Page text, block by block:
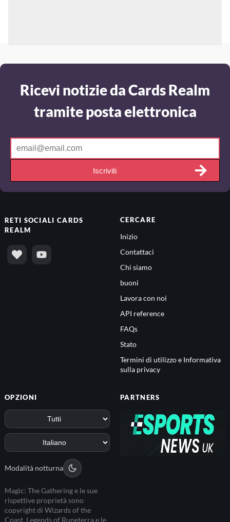
Ricevi notizie da Cards Realm
tramite posta elettronica
Iscriviti
RETI SOCIALICARDS
REALM
CERCARE
Inizio
Contattaci
Chi siamo
buoni
Lavora con noi
API reference
FAQs
Stato
Termini di utilizzo e Informativa
sulla privacy
OPZIONI
Modalità notturna
Magic: The Gathering e le sue
rispettive proprietà sono
copyright di Wizards of the
Coast. Legends of Runeterra e le
PARTNERS